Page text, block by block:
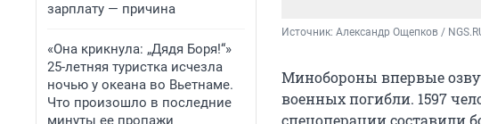
зарплату — причина
«Она крикнула: „Дядя Боря!“»
25-летняя туристка исчезла
ночью у океана во Вьетнаме.
Что произошло в последние
минуты ее пропажи
Источник: Александр Ощепков /
Минобороны впервые
военных погибли. 1597
спецоперации составили